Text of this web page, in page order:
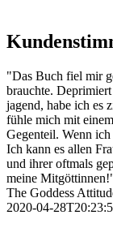
"Das Buch fiel mir
brauchte.
jagend, habe ich es
fühle mich mit
Gegenteil. Wenn
Ich kann es allen
und ihrer oftmals
meine
The Goddess
2020-04-